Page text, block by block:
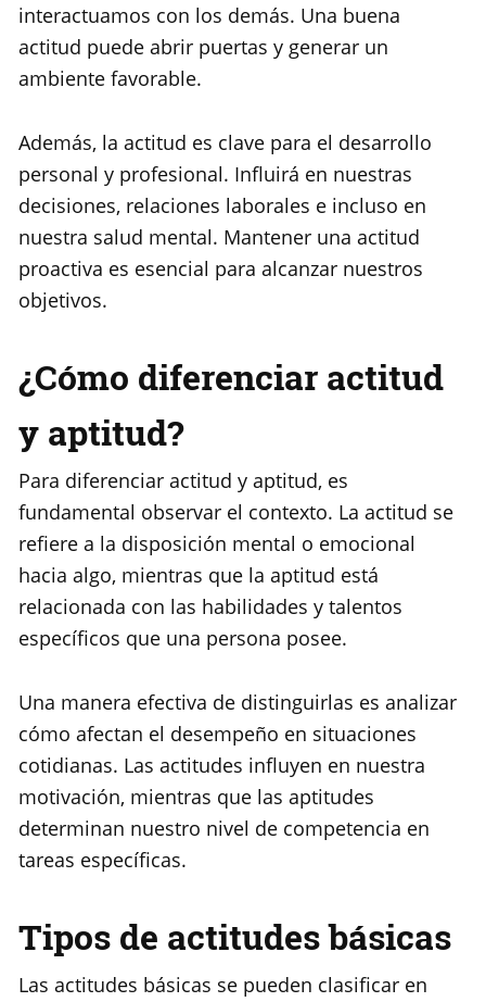
interactuamos con los demás. Una buena
actitud puede abrir puertas y generar un
ambiente favorable.
Además, la actitud es clave para el desarrollo
personal y profesional. Influirá en nuestras
decisiones, relaciones laborales e incluso en
nuestra salud mental. Mantener una actitud
proactiva es esencial para alcanzar nuestros
objetivos.
¿Cómo diferenciar actitud
y aptitud?
Para diferenciar actitud y aptitud, es
fundamental observar el contexto. La actitud se
refiere a la disposición mental o emocional
hacia algo, mientras que la aptitud está
relacionada con las habilidades y talentos
específicos que una persona posee.
Una manera efectiva de distinguirlas es analizar
cómo afectan el desempeño en situaciones
cotidianas. Las actitudes influyen en nuestra
motivación, mientras que las aptitudes
determinan nuestro nivel de competencia en
tareas específicas.
Tipos de actitudes básicas
Las actitudes básicas se pueden clasificar en